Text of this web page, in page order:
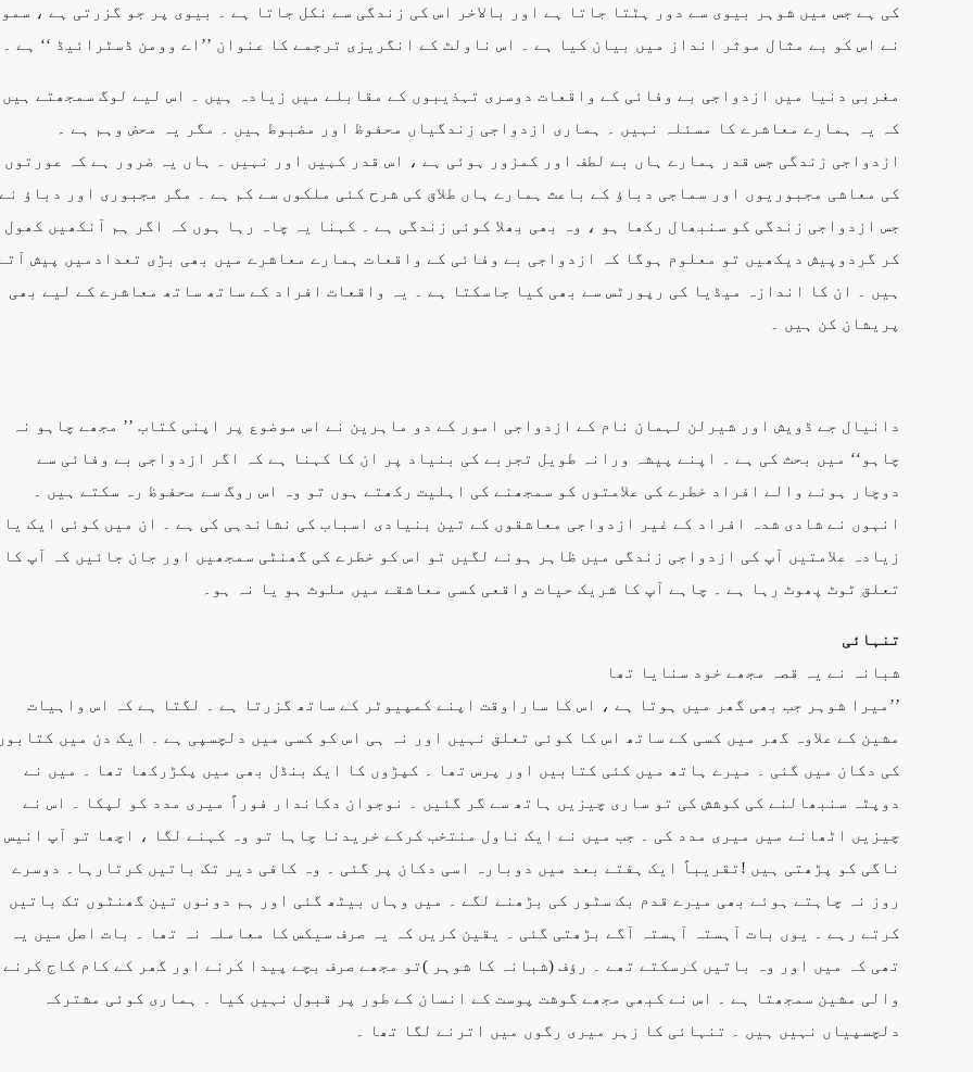
کی ہے جس میں شوہر بیوی سے دور ہٹتا جاتا ہے اور بالاخر اس کی زندگی سے نکل جاتا ہے ۔ بیوی پر جو گزرتی ہے ،
نے اس کو بے مثال موثر انداز میں بیان کیا ہے ۔ اس ناولٹ کے انگریزی ترجمے کا عنوان ’’اے وومن ڈسٹرائیڈ ‘‘ ہے ۔
مغربی دنیا میں ازدواجی بے وفائی کے واقعات دوسری تہذیبوں کے مقابلے میں زیادہ ہیں ۔ اس لیے لوگ سمجھتے ہیں
کہ یہ ہمارے معاشرے کا مسئلہ نہیں ۔ ہماری ازدواجی زندگیاں محفوظ اور مضبوط ہیں ۔ مگر یہ محض وہم ہے ۔
ازدواجی زندگی جس قدر ہمارے ہاں بے لطف اور کمزور ہوئی ہے ، اس قدر کہیں اور نہیں ۔ ہاں یہ ضرور ہے کہ عورتوں
کی معاشی مجبوریوں اور سماجی دباؤ کے باعث ہمارے ہاں طلاق کی شرح کئی ملکوں سے کم ہے ۔ مگر مجبوری اور دباؤ نے
جس ازدواجی زندگی کو سنبھال رکھا ہو ، وہ بھی بھلا کوئی زندگی ہے ۔ کہنا یہ چاہ رہا ہوں کہ اگر ہم آنکھیں کھول
کر گردوپیش دیکھیں تو معلوم ہوگا کہ ازدواجی بے وفائی کے واقعات ہمارے معاشرے میں بھی بڑی تعدادمیں پیش
ہیں ۔ ان کا اندازہ میڈیا کی رپورٹس سے بھی کیا جاسکتا ہے ۔ یہ واقعات افراد کے ساتھ ساتھ معاشرے کے لیے بھی
پریشان کن ہیں ۔
دانیال جے ڈویش اور شیرلن لہمان نام کے ازدواجی امور کے دو ماہرین نے اس موضوع پر اپنی کتاب ’’ مجھے چاہو نہ
چاہو‘‘ میں بحث کی ہے ۔ اپنے پیشہ ورانہ طویل تجربے کی بنیاد پر ان کا کہنا ہے کہ اگر ازدواجی بے وفائی سے
دوچار ہونے والے افراد خطرے کی علامتوں کو سمجھنے کی اہلیت رکھتے ہوں تو وہ اس روگ سے محفوظ رہ سکتے ہیں ۔
انہوں نے شادی شدہ افراد کے غیر ازدواجی معاشقوں کے تین بنیادی اسباب کی نشاندہی کی ہے ۔ ان میں کوئی ایک یا
زیادہ علامتیں آپ کی ازدواجی زندگی میں ظاہر ہونے لگیں تو اس کو خطرے کی گھنٹی سمجھیں اور جان جائیں کہ آپ کا
تعلق ٹوٹ پھوٹ رہا ہے ۔ چاہے آپ کا شریک حیات واقعی کسی معاشقے میں ملوث ہو یا نہ ہو۔
تنہائی
شبانہ نے یہ قصہ مجھے خود سنایا تھا
’’میرا شوہر جب بھی گھر میں ہوتا ہے ، اس کا ساراوقت اپنے کمپیوٹر کے ساتھ گزرتا ہے ۔ لگتا ہے کہ اس واہیات
مشین کے علاوہ گھر میں کسی کے ساتھ اس کا کوئی تعلق نہیں اور نہ ہی اس کو کسی میں دلچسپی ہے ۔ ایک دن میں
کی دکان میں گئی ۔ میرے ہاتھ میں کئی کتابیں اور پرس تھا ۔ کپڑوں کا ایک بنڈل بھی میں پکڑرکھا تھا ۔ میں نے
دوپٹہ سنبھالنے کی کوشش کی تو ساری چیزیں ہاتھ سے گر گئیں ۔ نوجوان دکاندار فوراً میری مدد کو لپکا ۔ اس نے
چیزیں اٹھانے میں میری مدد کی ۔ جب میں نے ایک ناول منتخب کرکے خریدنا چاہا تو وہ کہنے لگا ، اچھا تو آپ انیس
ناگی کو پڑھتی ہیں !تقریباً ایک ہفتے بعد میں دوبارہ اسی دکان پر گئی ۔ وہ کافی دیر تک باتیں کرتارہا۔ دوسرے
روز نہ چاہتے ہوئے بھی میرے قدم بک سٹور کی بڑھنے لگے ۔ میں وہاں بیٹھ گئی اور ہم دونوں تین گھنٹوں تک باتیں
کرتے رہے ۔ یوں بات آہستہ آہستہ آگے بڑھتی گئی ۔ یقین کریں کہ یہ صرف سیکس کا معاملہ نہ تھا ۔ بات اصل میں یہ
تھی کہ میں اور وہ باتیں کرسکتے تھے ۔ رؤف (شبانہ کا شوہر )تو مجھے صرف بچے پیدا کرنے اور گھر کے کام کاج کرنے
والی مشین سمجھتا ہے ۔ اس نے کبھی مجھے گوشت پوست کے انسان کے طور پر قبول نہیں کیا ۔ ہماری کوئی مشترکہ
دلچسپیاں نہیں ہیں ۔ تنہائی کا زہر میری رگوں میں اترنے لگا تھا ۔